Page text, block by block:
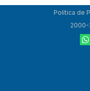
Política de
2000-